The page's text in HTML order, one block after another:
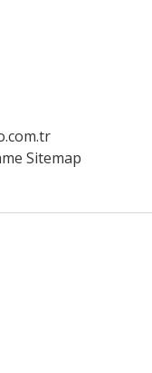
Sitemap